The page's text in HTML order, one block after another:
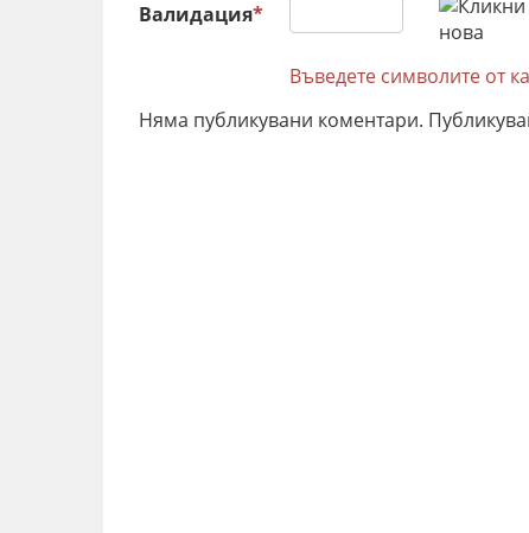
Валидация*
Въведете символите от
Няма публикувани коментари.